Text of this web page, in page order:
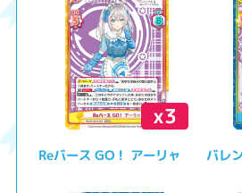
x3
Reバース GO！ アーリャ バレ